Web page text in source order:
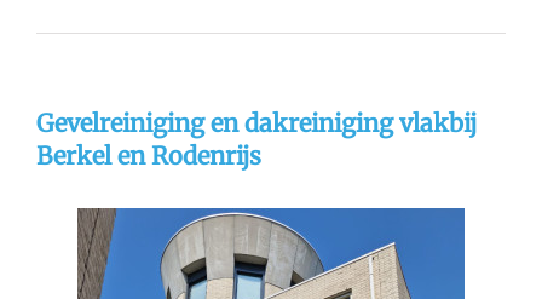
Gevelreiniging en dakreiniging vlakbij
Berkel en Rodenrijs